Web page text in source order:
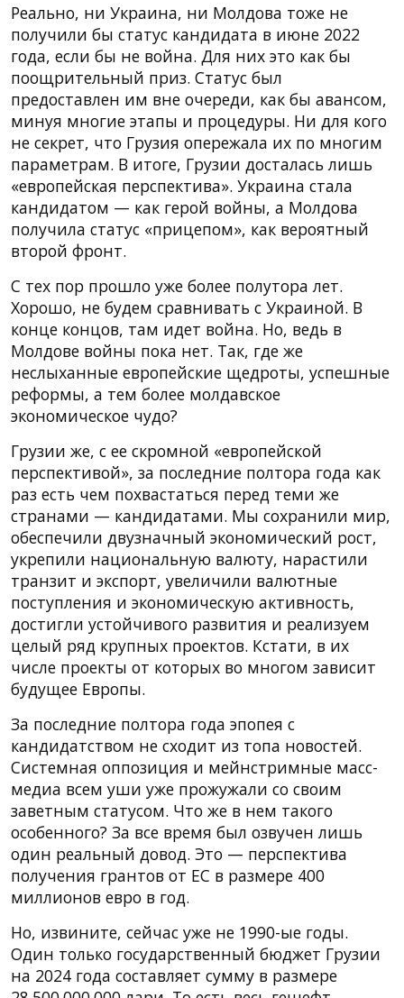
Реально, ни Украина, ни Молдова тоже не
получили бы статус кандидата в июне 2022
года, если бы не война. Для них это как бы
поощрительный приз. Статус был
предоставлен им вне очереди, как бы авансом,
минуя многие этапы и процедуры. Ни для кого
не секрет, что Грузия опережала их по многим
параметрам. В итоге, Грузии досталась лишь
«европейская перспектива». Украина стала
кандидатом — как герой войны, а Молдова
получила статус «прицепом», как вероятный
второй фронт.
С тех пор прошло уже более полутора лет.
Хорошо, не будем сравнивать с Украиной. В
конце концов, там идет война. Но, ведь в
Молдове войны пока нет. Так, где же
неслыханные европейские щедроты, успешные
реформы, а тем более молдавское
экономическое чудо?
Грузии же, с ее скромной «европейской
перспективой», за последние полтора года как
раз есть чем похвастаться перед теми же
странами — кандидатами. Мы сохранили мир,
обеспечили двузначный экономический рост,
укрепили национальную валюту, нарастили
транзит и экспорт, увеличили валютные
поступления и экономическую активность,
достигли устойчивого развития и реализуем
целый ряд крупных проектов. Кстати, в их
числе проекты от которых во многом зависит
будущее Европы.
За последние полтора года эпопея с
кандидатством не сходит из топа новостей.
Системная оппозиция и мейнстримные масс-
медиа всем уши уже прожужали со своим
заветным статусом. Что же в нем такого
особенного? За все время был озвучен лишь
один реальный довод. Это — перспектива
получения грантов от ЕС в размере 400
миллионов евро в год.
Но, извините, сейчас уже не 1990-ые годы.
Один только государственный бюджет Грузии
на 2024 года составляет сумму в размере